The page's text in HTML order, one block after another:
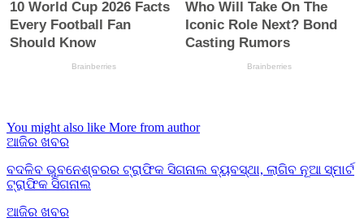
You might also like More from author
ଆଜିର ଖବର
ବଦଳିବ ଭୁବନେଶ୍ବରର ଟ୍ରାଫିକ ସିଗନାଲ ବ୍ୟବସ୍ଥା, ଲାଗିବ ନୂଆ ସ୍ମାର୍ଟ
ଟ୍ରାଫିକ ସିଗନାଲ
ଆଜିର ଖବର